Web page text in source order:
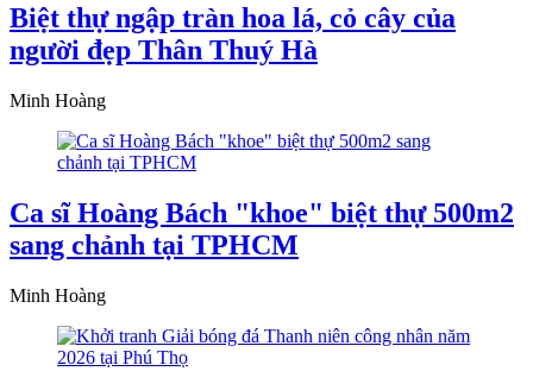
Biệt thự ngập tràn hoa lá, cỏ cây của
người đẹp Thân Thuý Hà
Minh Hoàng
Ca sĩ Hoàng Bách "khoe" biệt thự 500m2
sang chảnh tại TPHCM
Minh Hoàng